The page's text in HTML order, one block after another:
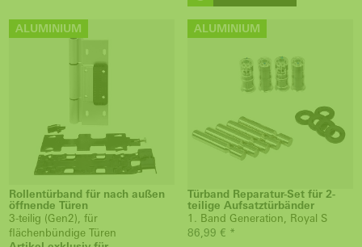
ALUMINIUM
Rollentürband für nach außen
öffnende Türen
3-teilig (Gen2), für
flächenbündige Türen
ALUMINIUM
Türband Reparatur-Set für 2-
teilige Aufsatztürbänder
1. Band Generation, Royal S
86,99 € *